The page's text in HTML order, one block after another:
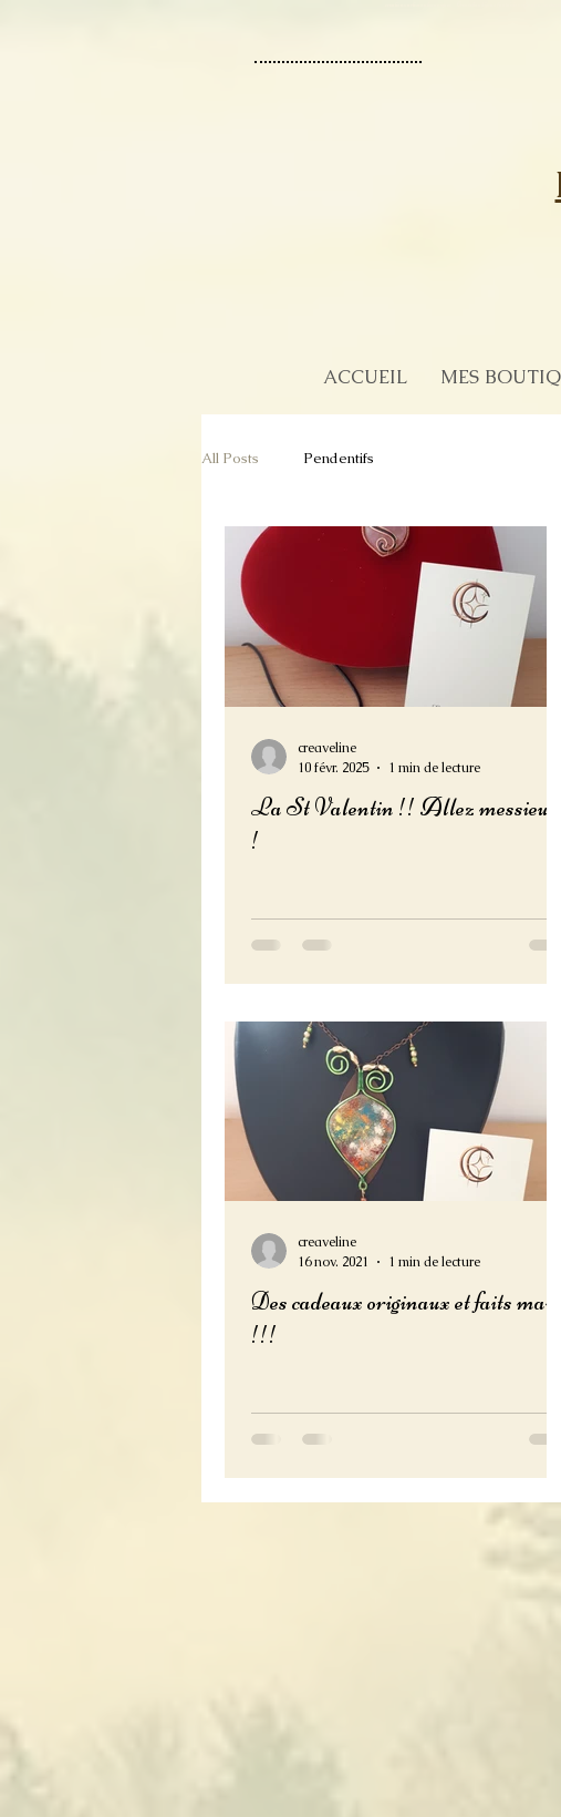
ACCUEIL MES
All Posts Pendentifs
La St Valentin !! Allez messieurs
!
creaveline
10 févr. 2025
1 min de lecture
Des cadeaux originaux et faits main
!!!
creaveline
16 nov. 2021
1 min de lecture